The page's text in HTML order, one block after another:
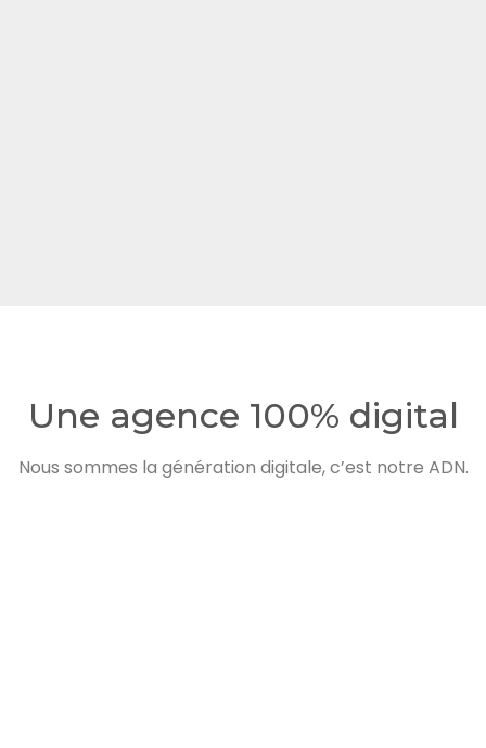
Une agence 100% digital
Nous sommes la génération digitale, c’est notre ADN.